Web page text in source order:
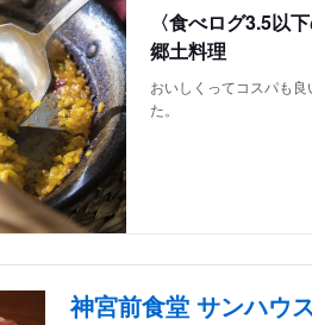
〈食べログ3.5以
郷土料理
おいしくってコスパも
た。
神宮前食堂 サンハウ